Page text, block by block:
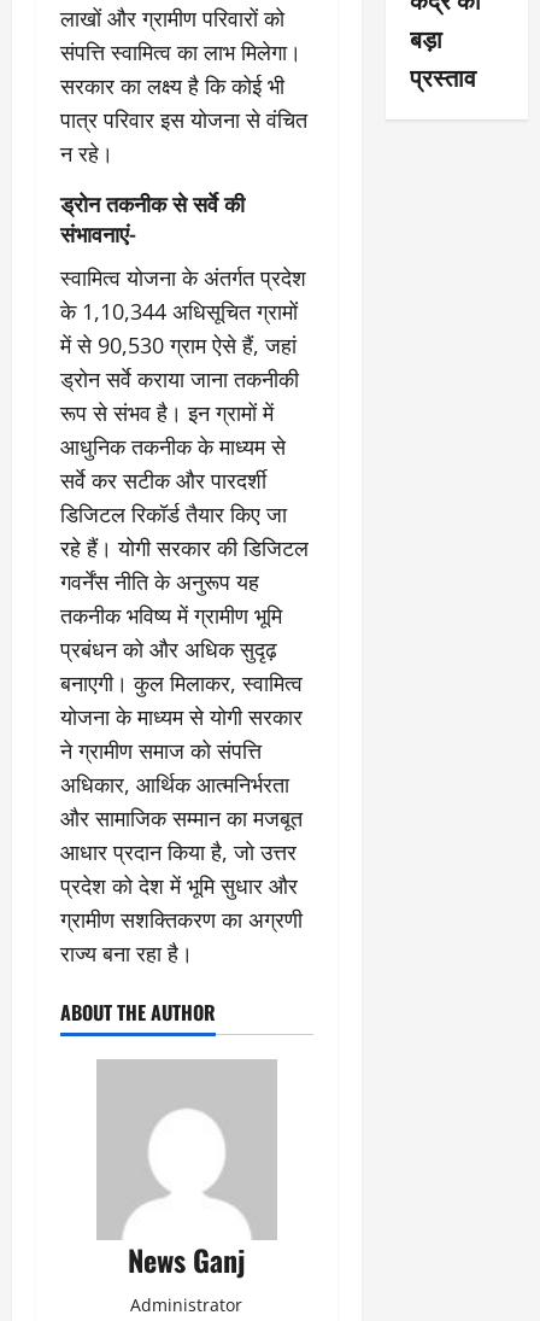
लाखों और ग्रामीण परिवारों को
संपत्ति स्वामित्व का लाभ मिलेगा।
सरकार का लक्ष्य है कि कोई भी
पात्र परिवार इस योजना से वंचित
न रहे।
ड्रोन तकनीक से सर्वे की
संभावनाएं-
स्वामित्व योजना के अंतर्गत प्रदेश
के 1,10,344 अधिसूचित ग्रामों
में से 90,530 ग्राम ऐसे हैं, जहां
ड्रोन सर्वे कराया जाना तकनीकी
रूप से संभव है। इन ग्रामों में
आधुनिक तकनीक के माध्यम से
सर्वे कर सटीक और पारदर्शी
डिजिटल रिकॉर्ड तैयार किए जा
रहे हैं। योगी सरकार की डिजिटल
गवर्नेंस नीति के अनुरूप यह
तकनीक भविष्य में ग्रामीण भूमि
प्रबंधन को और अधिक सुदृढ़
बनाएगी। कुल मिलाकर, स्वामित्व
योजना के माध्यम से योगी सरकार
ने ग्रामीण समाज को संपत्ति
अधिकार, आर्थिक आत्मनिर्भरता
और सामाजिक सम्मान का मजबूत
आधार प्रदान किया है, जो उत्तर
प्रदेश को देश में भूमि सुधार और
ग्रामीण सशक्तिकरण का अग्रणी
राज्य बना रहा है।
ABOUT THE AUTHOR
News Ganj
Administrator
बड़ा
प्रस्ताव